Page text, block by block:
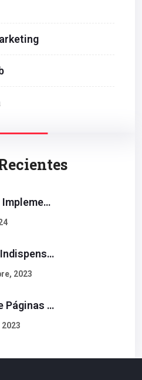
¿Por Qué Implementar La Metodología Inbound Marketing En Tu Empresa?
El Video. Indispensable En Tu Estrategia De Contenidos.
2023
Diseño De Páginas Web. Esto Debe Tener Un Sitio Exitoso.